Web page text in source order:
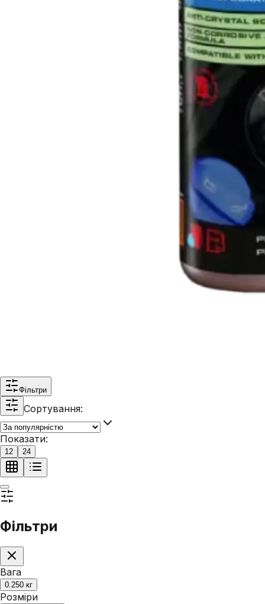
Фільтри
Сортування:
Показати:
12 24
Фільтри
Вага
0.250 кг
Розміри